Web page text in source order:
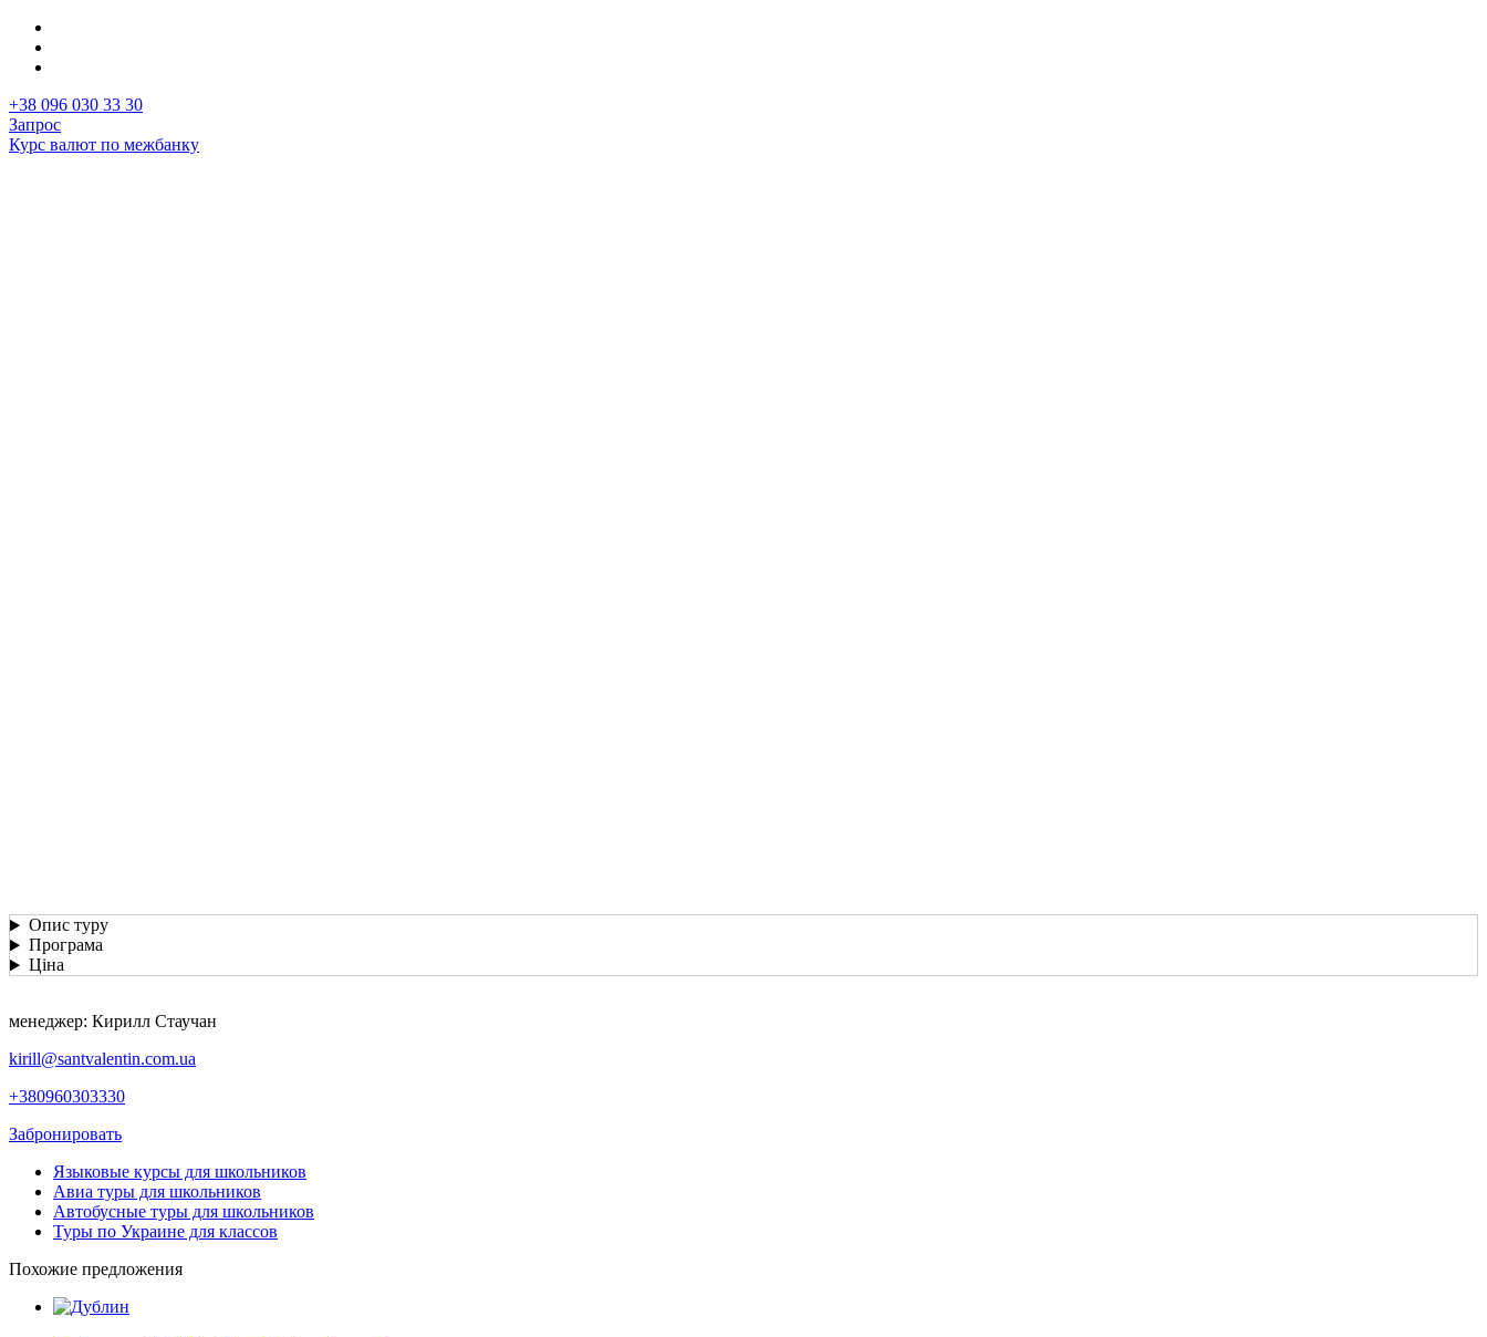
+38 096 030 33 30
Запрос
Курс валют по межбанку
Опис туру
Програма
Ціна
менеджер: Кирилл Стаучан
kirill@santvalentin.com.ua
+380960303330
Забронировать
Языковые курсы для школьников
Авиа туры для школьников
Автобусные туры для школьников
Туры по Украине для классов
Похожие предложения